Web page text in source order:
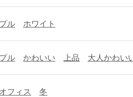
ル ホワイト
ル かわいい 上品 大人かわい
オフィス 冬